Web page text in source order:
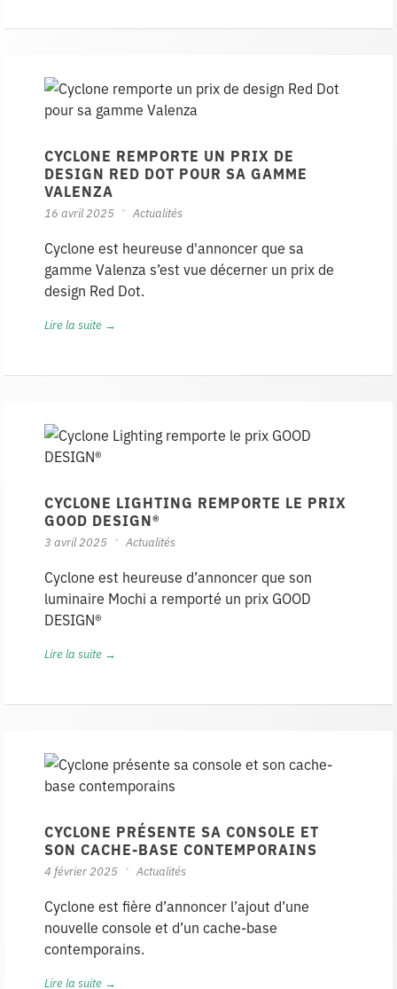
CYCLONE REMPORTE UN PRIX DE
DESIGN RED DOT POUR SA GAMME
VALENZA
16 avril 2025 Actualités
Cyclone est heureuse d'annoncer que sa
gamme Valenza s’est vue décerner un prix de
design Red Dot.
Lire la suite →
CYCLONE LIGHTING REMPORTE LE PRIX
GOOD DESIGN®
3 avril 2025 Actualités
Cyclone est heureuse d’annoncer que son
luminaire Mochi a remporté un prix GOOD
DESIGN®
Lire la suite →
CYCLONE PRÉSENTE SA CONSOLE ET
SON CACHE-BASE CONTEMPORAINS
4 février 2025 Actualités
Cyclone est fière d’annoncer l’ajout d’une
nouvelle console et d’un cache-base
contemporains.
Lire la suite →